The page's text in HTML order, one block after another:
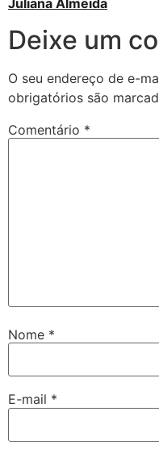
Juliana Almeida
Deixe um
O seu endereço de e-
obrigatórios são
Comentário *
Nome *
E-mail *